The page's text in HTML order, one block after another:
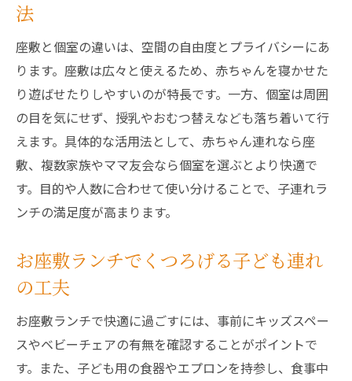
法
座敷と個室の違いは、空間の自由度とプライバシーにあ
ります。座敷は広々と使えるため、赤ちゃんを寝かせた
り遊ばせたりしやすいのが特長です。一方、個室は周囲
の目を気にせず、授乳やおむつ替えなども落ち着いて行
えます。具体的な活用法として、赤ちゃん連れなら座
敷、複数家族やママ友会なら個室を選ぶとより快適で
す。目的や人数に合わせて使い分けることで、子連れラ
ンチの満足度が高まります。
お座敷ランチでくつろげる子ども連れ
の工夫
お座敷ランチで快適に過ごすには、事前にキッズスペー
スやベビーチェアの有無を確認することがポイントで
す。また、子ども用の食器やエプロンを持参し、食事中